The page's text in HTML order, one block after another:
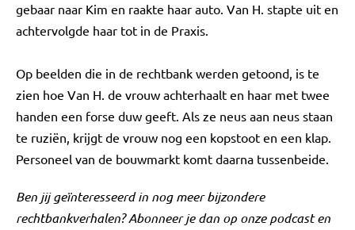
gebaar naar Kim en raakte haar auto. Van H. stapte uit en
achtervolgde haar tot in de Praxis.
Op beelden die in de rechtbank werden getoond, is te
zien hoe Van H. de vrouw achterhaalt en haar met twee
handen een forse duw geeft. Als ze neus aan neus staan
te ruziën, krijgt de vrouw nog een kopstoot en een klap.
Personeel van de bouwmarkt komt daarna tussenbeide.
Ben jij geïnteresseerd in nog meer bijzondere
rechtbankverhalen? Abonneer je dan op onze podcast en